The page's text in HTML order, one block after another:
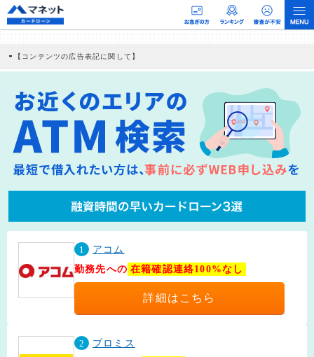
【コンテンツの広告表記に関して】
社に対して企業から紹介報酬が支払われるという収益モデルです。 ただし、特定の
商品を根拠なくPRするものではなく、当編集部の調査／ユーザーへの口コミ収集な
どに基づき、公平性を担保した情報提供を行っています。
>提携企業一覧
1
アコム
勤務先への 在籍確認連絡100%なし
詳細はこちら
2
プロミス